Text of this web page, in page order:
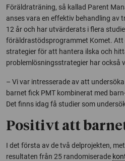
Föräldraträning, så kallad Parent
anses vara en effektiv behandling av
12 år och har utvärderats i flera
föräldrastödsprogrammet Komet. Att
strategier för att hantera ilska och
problemlösningsstrategier har också
– Vi var intresserade av att
barnet fick PMT kombinerat med
Det finns idag få studier som
Positivt att
I det första av de två delprojekten,
resultaten från 25 randomiserade